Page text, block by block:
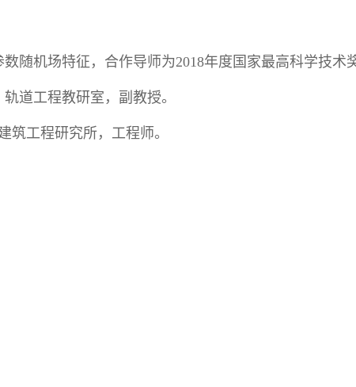
随机场特征，合作导师为2018年度国家最高科学技术
道工程教研室，副教授。
筑工程研究所，工程师。